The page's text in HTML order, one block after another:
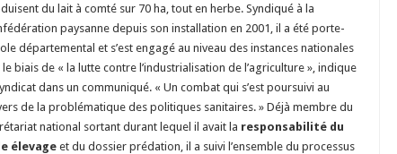
du lait à comté sur 70 ha, tout en herbe. Syndiqué à la
paysanne depuis son installation en 2001, il a été porte-
départemental et s’est engagé au niveau des instances nationales
biais de « la lutte contre l’industrialisation de l’agriculture », indique
dans un communiqué. « Un combat qui s’est poursuivi au
de la problématique des politiques sanitaires. » Déjà membre du
national sortant durant lequel il avait la responsabilité du
élevageet du dossier prédation, il a suivi l’ensemble du processus